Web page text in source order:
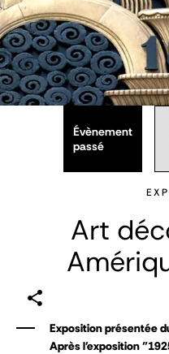
Évènement
passé
Art
Exposition présentée
Après l'exposition